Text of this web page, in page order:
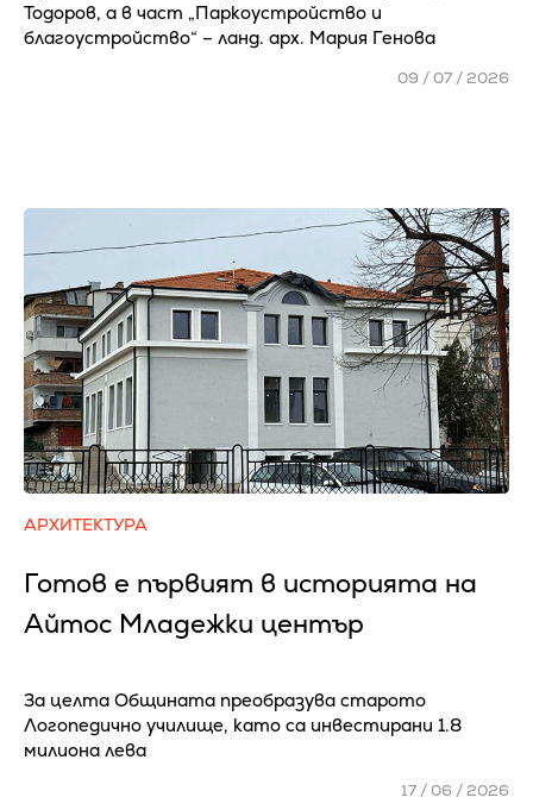
Тодоров, а в част „Паркоустройство и
благоустройство“ – ланд. арх. Мария Генова
09 / 07 / 2026
АРХИТЕКТУРА
Готов е първият в историята на
Айтос Младежки център
За целта Общината преобразува старото
Логопедично училище, като са инвестирани 1.8
милиона лева
17 / 06 / 2026